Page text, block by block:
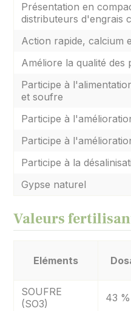
Présentation en
distributeurs d'engrais
Action rapide, calcium
Améliore la qualité des
Participe à
et soufre
Participe à
Participe à
Participe à la
Gypse naturel
Valeurs
Eléments
SOUFRE
(SO3)
43 %